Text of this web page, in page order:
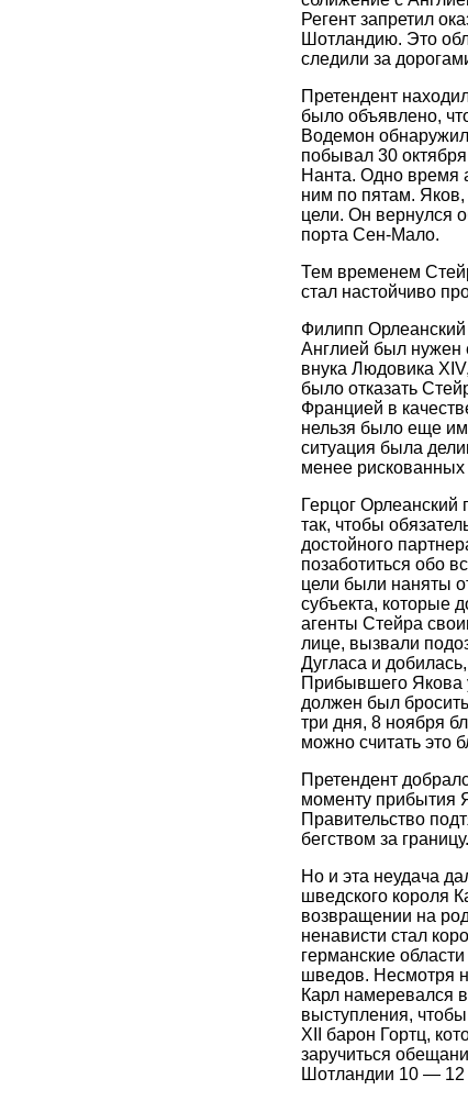
Регент запретил
Шотландию. Это
следили за
Претендент
было объявлено,
Водемон
побывал 30
Нанта. Одно время
ним по пятам.
цели. Он вернулся
порта Сен-Мало.
Тем временем
стал настойчиво
Филипп
Англией был нужен
внука Людовика
было отказать
Францией в
нельзя было еще
ситуация была
менее
Герцог Орлеанский
так, чтобы
достойного
позаботиться обо
цели были наняты
субъекта, которые
агенты Стейра
лице, вызвали
Дугласа и
Прибывшего Якова
должен был
три дня, 8 ноября
можно считать это
Претендент
моменту прибытия
Правительство
бегством за границу.
Но и эта неудача
шведского короля
возвращении на
ненависти стал
германские
шведов. Несмотря
Карл намеревался
выступления,
XII барон Гортц,
заручиться
Шотландии 10 — 12